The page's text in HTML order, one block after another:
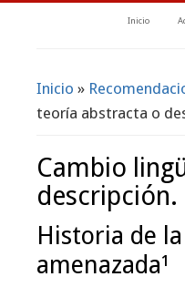
Inicio
Se encuentra
Inicio »
teoría abstracta o
Cambio
descripción.
Historia de
amenazada¹